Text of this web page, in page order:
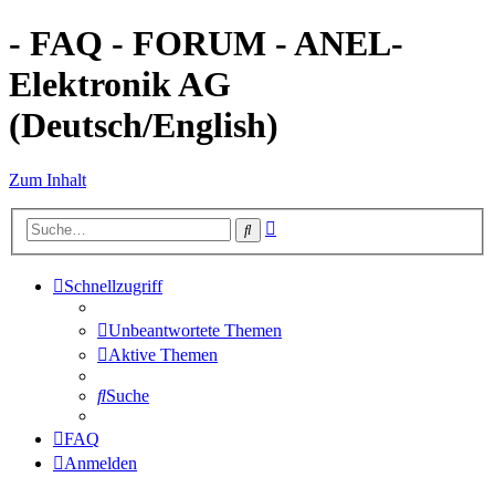
- FAQ - FORUM - ANEL-
Elektronik AG
(Deutsch/English)
Zum Inhalt
Suche
Schnellzugriff
Unbeantwortete Themen
Aktive Themen
Suche
FAQ
Anmelden